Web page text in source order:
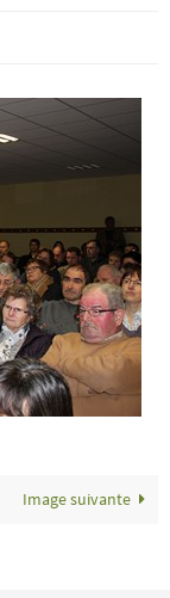
Image suivante